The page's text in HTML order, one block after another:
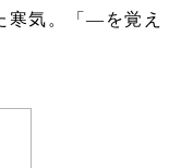
寒気。「―を覚え